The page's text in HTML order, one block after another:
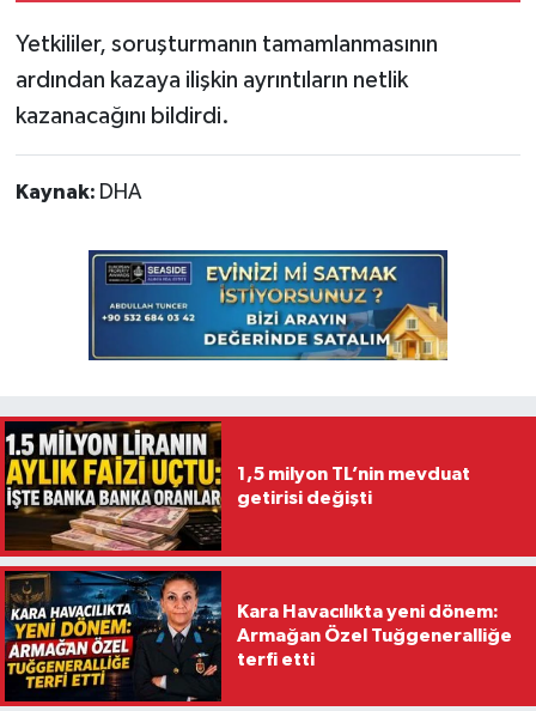
Yetkililer, soruşturmanın tamamlanmasının
ardından kazaya ilişkin ayrıntıların netlik
kazanacağını bildirdi.
Kaynak: DHA
1,5 milyon TL’nin mevduat
getirisi değişti
Kara Havacılıkta yeni dönem:
Armağan Özel Tuğgeneralliğe
terfi etti